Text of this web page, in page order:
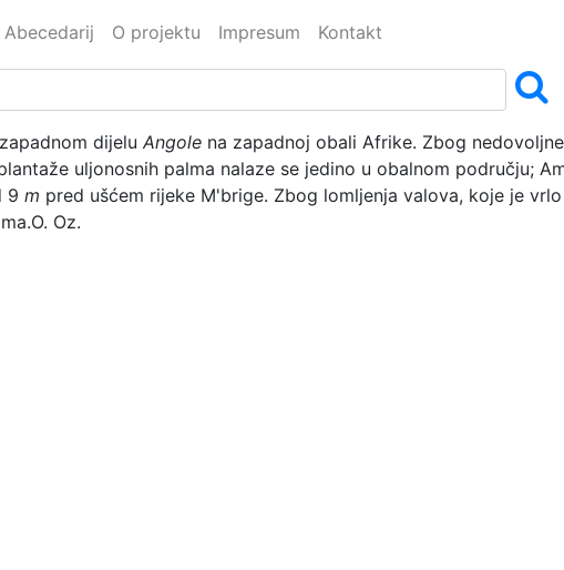
Abecedarij O projektu Impresum Kontakt
dijelu Angole na zapadnoj obali Afrike. Zbog
uljonosnih palma nalaze se jedino u obalnom području;
9 m pred ušćem rijeke M'brige. Zbog lomljenja valova, koje je
O. Oz.